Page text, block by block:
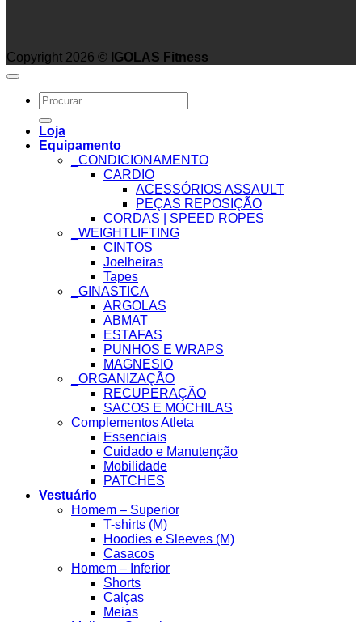
Copyright 2026 © IGOLAS Fitness
Search
for:
Loja
Equipamento
_CONDICIONAMENTO
CARDIO
ACESSÓRIOS ASSAULT
PEÇAS REPOSIÇÃO
CORDAS | SPEED ROPES
_WEIGHTLIFTING
CINTOS
Joelheiras
Tapes
_GINASTICA
ARGOLAS
ABMAT
ESTAFAS
PUNHOS E WRAPS
MAGNESIO
_ORGANIZAÇÃO
RECUPERAÇÃO
SACOS E MOCHILAS
Complementos Atleta
Essenciais
Cuidado e Manutenção
Mobilidade
PATCHES
Vestuário
Homem – Superior
T-shirts (M)
Hoodies e Sleeves (M)
Casacos
Homem – Inferior
Shorts
Calças
Meias